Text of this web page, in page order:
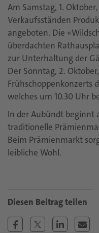
Am Samstag, 1.
Verkaufsständen
angeboten. Die
überdachten
zur Unterhaltung der
Der Sonntag, 2.
Frühschoppenkonzerts
welches um 10.30 Uhr
In der Aubündt beginnt
traditionelle
Beim Prämienmarkt
leibliche Wohl.